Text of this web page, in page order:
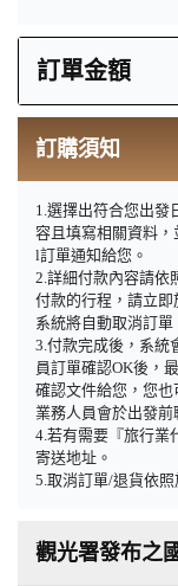
訂單金額
訂購須知
1.選擇出符合您出發
容且填寫相關資料
l訂單通知給您。
2.詳細付款內容請依
付款的行程，請立
系統將自動取消訂單
3.付款完成後，系統
員訂單確認OK後，
確認文件給您，您也
業務人員會於出發前
4.若有需要『旅行業
寄送地址。
5.取消訂單/退貨依
觀光署發布之